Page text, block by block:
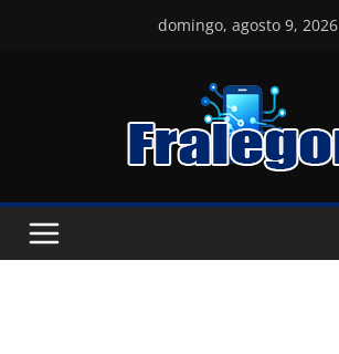
domingo, agosto 9, 2026